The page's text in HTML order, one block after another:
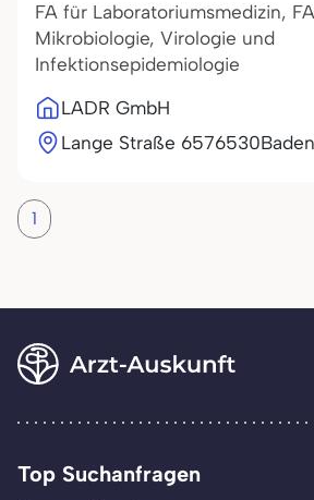
FA für Laboratoriumsmedizin,
Mikrobiologie, Virologie und
Infektionsepidemiologie
LADR GmbH
Lange Straße 6576530
1
Top Suchanfragen